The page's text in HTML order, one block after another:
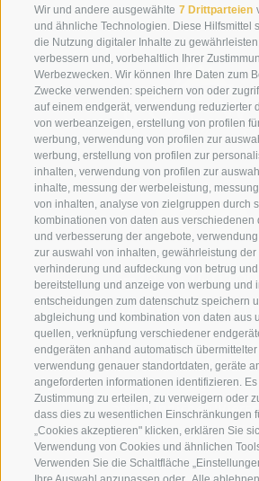
Wir und andere ausgewählte 7 Drittparteien
und ähnliche Technologien. Diese Hilfsmittel
die Nutzung digitaler Inhalte zu
verbessern und, vorbehaltlich Ihrer
Werbezwecken. Wir können Ihre Daten zum
Zwecke verwenden: speichern von oder
auf einem endgerät, verwendung reduzierter
von werbeanzeigen, erstellung von profilen
werbung, verwendung von profilen zur
werbung, erstellung von profilen zur
inhalten, verwendung von profilen zur
inhalte, messung der werbeleistung,
von inhalten, analyse von zielgruppen durch
kombinationen von daten aus verschiedenen
und verbesserung der angebote,
zur auswahl von inhalten, gewährleistung der
verhinderung und aufdeckung von betrug
bereitstellung und anzeige von werbung und
entscheidungen zum datenschutz speichern
abgleichung und kombination von daten aus
quellen, verknüpfung verschiedener
endgeräten anhand automatisch übermittelter
verwendung genauer standortdaten, geräte
angeforderten informationen identifizieren.
Zustimmung zu erteilen, zu verweigern oder
dass dies zu wesentlichen Einschränkungen
„Cookies akzeptieren" klicken, erklären Sie
Verwendung von Cookies und ähnlichen
Verwenden Sie die Schaltfläche
+39 0474
info@loewe-
Hotel Loewe -
6
39038 Innichen/
Hochpustertal -